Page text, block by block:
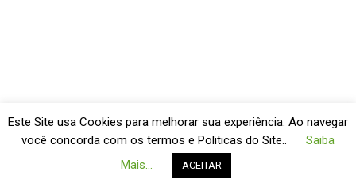
Este Site usa Cookies para melhorar sua experiência. Ao navegar
você concorda com os termos e Politicas do Site..
Saiba
Mais...
ACEITAR